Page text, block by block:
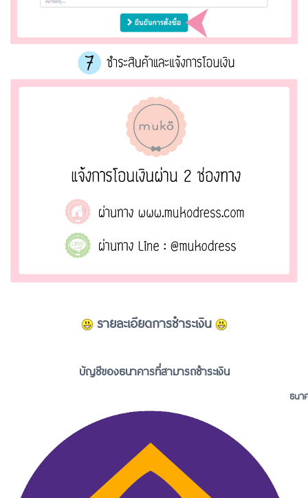
รายละเอียดการชำระเงิน
บัญชีของธนาคารที่สามารถชำระเงิน
ธนา